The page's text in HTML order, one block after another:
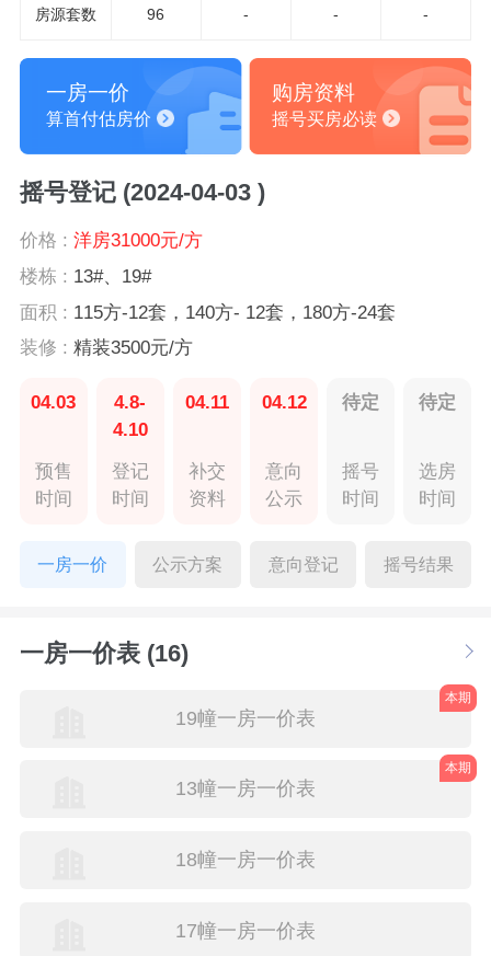
房源套数 96 - - -
一房一价
算首付估房价
购房资料
摇号买房必读
摇号登记 (2024-04-03 )
价格 : 洋房31000元/方
楼栋 : 13#、19#
面积 : 115方-12套，140方- 12套，180方-24套
装修 : 精装3500元/方
04.03
预售
时间
4.8-
4.10
登记
时间
04.11
补交
资料
04.12
意向
公示
待定
摇号
时间
待定
选房
时间
一房一价 公示方案 意向登记 摇号结果
一房一价表 (16)
19幢一房一价表
本期
13幢一房一价表
本期
18幢一房一价表
17幢一房一价表